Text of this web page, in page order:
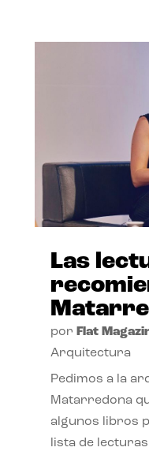
Las
por Flat
Arquitectura
Pedimos a la
Matarredona
algunos libros
lista de